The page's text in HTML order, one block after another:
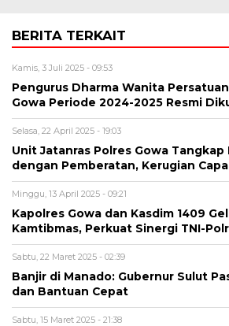
BERITA TERKAIT
Kamis, 3 Juli 2025 - 09:53
Pengurus Dharma Wanita
Gowa Periode 2024-2025 Resmi
Selasa, 22 April 2025 - 19:03
Unit Jatanras Polres Gowa Tangkap
dengan Pemberatan, Kerugian
Minggu, 13 April 2025 - 09:21
Kapolres Gowa dan Kasdim 1409
Kamtibmas, Perkuat Sinergi TNI-
Sabtu, 22 Maret 2025 - 02:39
Banjir di Manado: Gubernur Sulut
dan Bantuan Cepat
Sabtu, 15 Maret 2025 - 21:38